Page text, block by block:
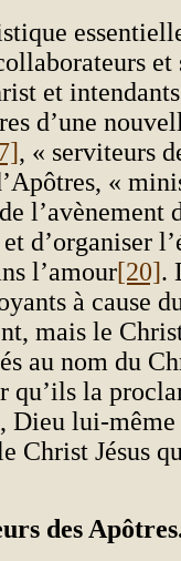
et
et
d’une
, « serviteurs
«
l’avènement
et d’organiser
l’amour[20].
à cause
mais le
au nom du
qu’ils la
Dieu lui-
Christ Jésus
des